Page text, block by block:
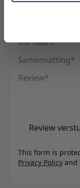
(Spring Mattress) -
Uw naam
Samenvatting
Review
Review
This form is
Privacy Policy and